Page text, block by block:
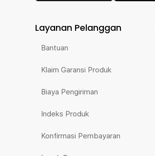
Layanan Pelanggan
Bantuan
Klaim Garansi Produk
Biaya Pengiriman
Indeks Produk
Konfirmasi Pembayaran